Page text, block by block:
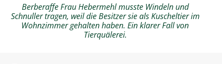
Berberaffe Frau Hebermehl musste Windeln und
Schnuller tragen, weil die Besitzer sie als Kuscheltier im
Wohnzimmer gehalten haben. Ein klarer Fall von
Tierquälerei.